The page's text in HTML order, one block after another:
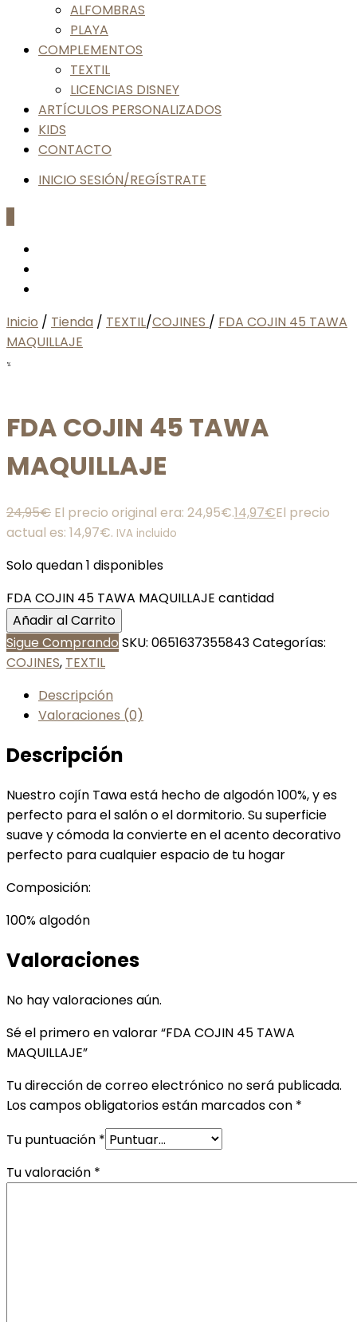
ALFOMBRAS
PLAYA
COMPLEMENTOS
TEXTIL
LICENCIAS DISNEY
ARTÍCULOS PERSONALIZADOS
KIDS
CONTACTO
INICIO SESIÓN/REGÍSTRATE
Inicio / Tienda / TEXTIL/COJINES / FDA COJIN 45 TAWA
MAQUILLAJE
%
FDA COJIN 45 TAWA
MAQUILLAJE
24,95€ El precio original era: 24,95€.14,97€El precio
actual es: 14,97€. IVA incluido
Solo quedan 1 disponibles
FDA COJIN 45 TAWA MAQUILLAJE cantidad
Añadir al Carrito
Sigue Comprando SKU: 0651637355843Categorías:
COJINES, TEXTIL
Descripción
Valoraciones (0)
Descripción
Nuestro cojín Tawa está hecho de algodón 100%, y es
perfecto para el salón o el dormitorio. Su superficie
suave y cómoda la convierte en el acento decorativo
perfecto para cualquier espacio de tu hogar
Composición:
100% algodón
Valoraciones
No hay valoraciones aún.
Sé el primero en valorar “FDA COJIN 45 TAWA
MAQUILLAJE”
Tu dirección de correo electrónico no será publicada.
Los campos obligatorios están marcados con *
Tu puntuación *
Tu valoración *